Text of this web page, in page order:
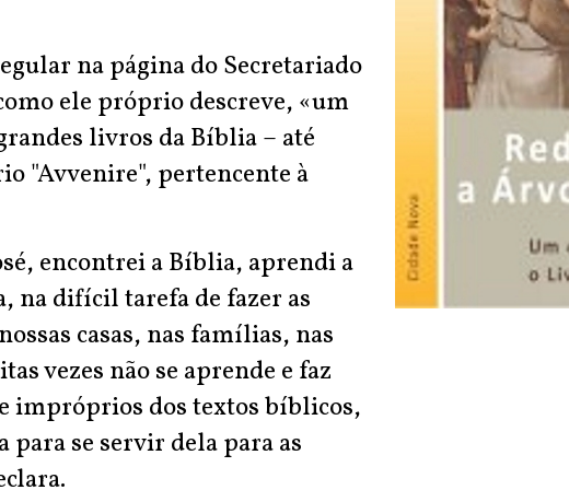
na página do Secretariado
ele próprio descreve, «um
livros da Bíblia – até
"Avvenire", pertencente à
encontrei a Bíblia, aprendi a
na difícil tarefa de fazer as
casas, nas famílias, nas
vezes não se aprende e faz
impróprios dos textos bíblicos,
se servir dela para as